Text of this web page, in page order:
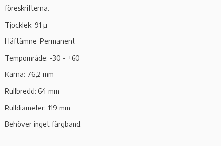
föreskrifterna.
Tjocklek: 91 µ
Häftämne: Permanent
Tempområde: -30 - +60
Kärna: 76,2 mm
Rullbredd: 64 mm
Rulldiameter: 119 mm
Behöver inget färgband.